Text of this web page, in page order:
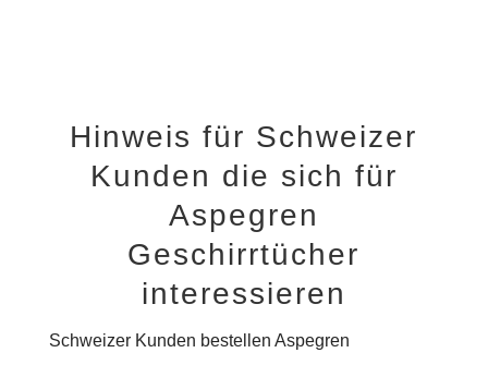
Hinweis für Schweizer
Kunden die sich für
Aspegren
Geschirrtücher
interessieren
Schweizer Kunden bestellen Aspegren